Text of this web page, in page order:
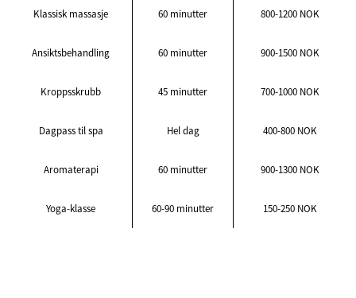
Klassisk massasje 60 minutter 800-1200 NOK
Ansiktsbehandling 60 minutter 900-1500 NOK
Kroppsskrubb 45 minutter 700-1000 NOK
Dagpass til spa Hel dag 400-800 NOK
Aromaterapi 60 minutter 900-1300 NOK
Yoga-klasse 60-90 minutter 150-250 NOK